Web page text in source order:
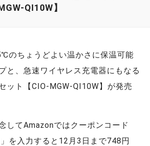
QI10W】
のちょうどよい温かさに保温可能
と、急速ワイヤレス充電器にもなる
ット【CIO-MGW-QI10W】が発売
してAmazonではクーポンコード
」を入力すると12月3日まで748円